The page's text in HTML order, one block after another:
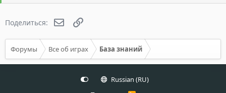
Поделиться: Электронная почта
Форумы Все об играх База знаний
Russian (RU)